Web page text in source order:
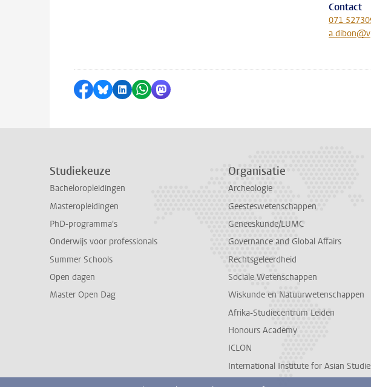
Contact
071
Delen op Facebook
Delen via Bluesky
Delen op LinkedIn
Delen via WhatsApp
Delen via Mastodon
Studiekeuze
Bacheloropleidingen
Masteropleidingen
PhD-programma's
Onderwijs voor professionals
Summer Schools
Open dagen
Master Open Dag
Organisatie
Archeologie
Geesteswetenschappen
Geneeskunde/LUMC
Governance and Global Affairs
Rechtsgeleerdheid
Sociale Wetenschappen
Wiskunde en Natuurwetenschappen
Afrika-Studiecentrum Leiden
Honours Academy
ICLON
International Institute for Asian